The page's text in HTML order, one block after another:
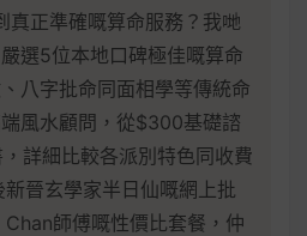
正準確嘅算命服務？我哋
選5位本地口碑極佳嘅算命
八字批命同面相學等傳統命
風水顧問，從$300基礎諮
詳細比較各派別特色同收費
晉玄學家半日仙嘅網上批
師傅嘅性價比套餐，仲